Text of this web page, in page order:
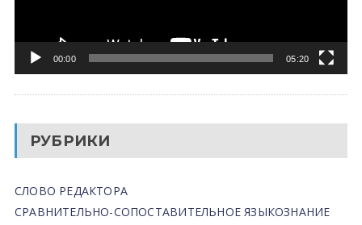
00:00 05:20
РУБРИКИ
СЛОВО РЕДАКТОРА
СРАВНИТЕЛЬНО-СОПОСТАВИТЕЛЬНОЕ ЯЗЫКОЗНАНИЕ